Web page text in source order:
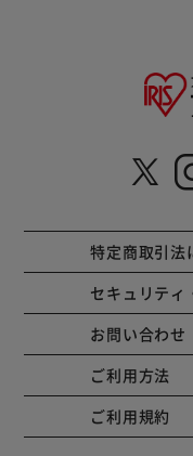
特定商取引法
セキュリティ
お問い合わせ
ご利用方法
ご利用規約